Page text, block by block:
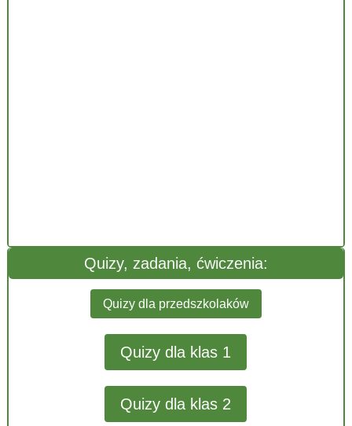
Quizy, zadania, ćwiczenia:
Quizy dla przedszkolaków
Quizy dla klas 1
Quizy dla klas 2